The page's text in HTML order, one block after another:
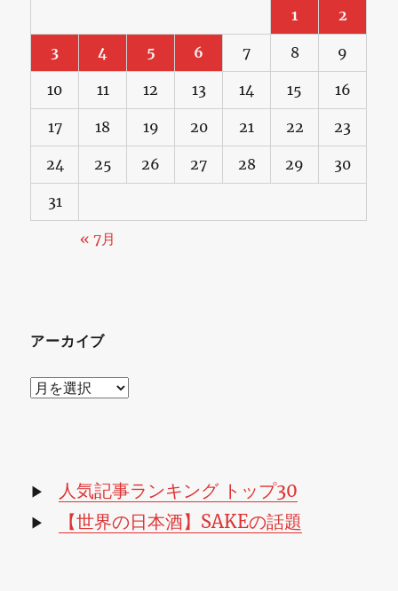
1 2
3 4 5 6 7 8 9
10 11 12 13 14 15 16
17 18 19 20 21 22 23
24 25 26 27 28 29 30
31
« 7月
アーカイブ
ア
ブ
▶ 人気記事ランキング トップ30
▶ 【世界の日本酒】SAKEの話題